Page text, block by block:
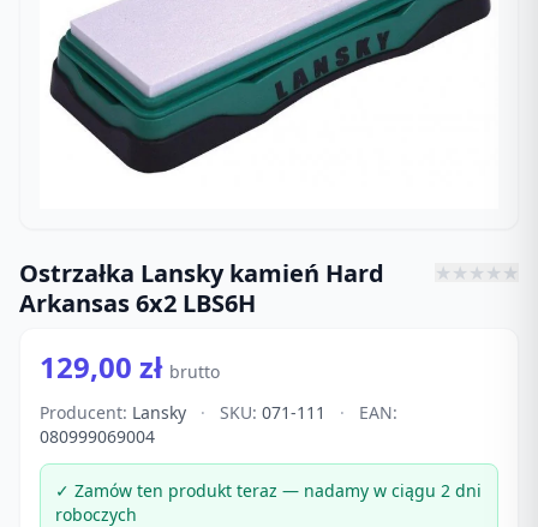
Ostrzałka Lansky kamień Hard
Arkansas 6x2 LBS6H
★★★★★
129,00 zł brutto
Producent: Lansky · SKU: 071-111 ·
EAN:
080999069004
✓ Zamów ten produkt teraz — nadamy w ciągu 2 dni
roboczych